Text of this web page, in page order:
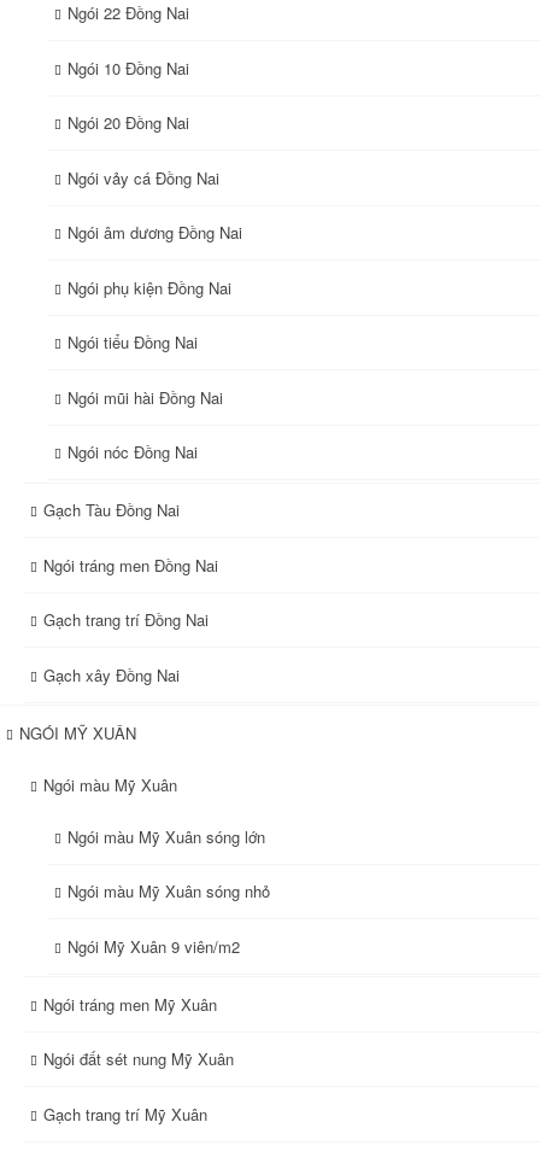
Ngói 22 Đồng Nai
Ngói 10 Đồng Nai
Ngói 20 Đồng Nai
Ngói vảy cá Đồng Nai
Ngói âm dương Đồng Nai
Ngói phụ kiện Đồng Nai
Ngói tiểu Đồng Nai
Ngói mũi hài Đồng Nai
Ngói nóc Đồng Nai
Gạch Tàu Đồng Nai
Ngói tráng men Đồng Nai
Gạch trang trí Đồng Nai
Gạch xây Đồng Nai
NGÓI MỸ XUÂN
Ngói màu Mỹ Xuân
Ngói màu Mỹ Xuân sóng lớn
Ngói màu Mỹ Xuân sóng nhỏ
Ngói Mỹ Xuân 9 viên/m2
Ngói tráng men Mỹ Xuân
Ngói đất sét nung Mỹ Xuân
Gạch trang trí Mỹ Xuân